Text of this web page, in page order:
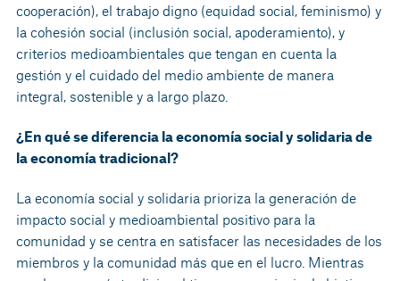
cooperación), el trabajo digno (equidad social, feminismo) y
la cohesión social (inclusión social, apoderamiento), y
criterios medioambientales que tengan en cuenta la
gestión y el cuidado del medio ambiente de manera
integral, sostenible y a largo plazo.
¿En qué se diferencia la economía social y solidaria de
la economía tradicional?
La economía social y solidaria prioriza la generación de
impacto social y medioambiental positivo para la
comunidad y se centra en satisfacer las necesidades de los
miembros y la comunidad más que en el lucro. Mientras